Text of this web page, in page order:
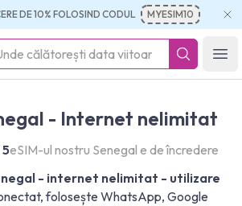
DE 10% FOLOSIND CODUL MYESIM10
- Internet nelimitat
eSIM-ul nostru Senegal e de încredere
- internet nelimitat - utilizare
folosește WhatsApp, Google